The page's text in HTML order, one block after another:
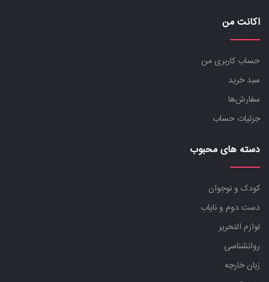
اکانت من
حساب کاربری من
سبد خرید
سفارش‌ها
جزئیات حساب
دسته های محبوب
کودک و نوجوان
دست دوم و نایاب
لوازم التحریر
روانشناسی
زبان خارجه